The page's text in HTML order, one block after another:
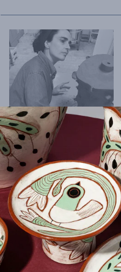
INFORMATIONS UTILES
Fait-Main oblige, tous nos
série. A La Maison de
identiques, notamment
authenticité, sa beauté,
par les meilleurs savoir-
avec un certificat